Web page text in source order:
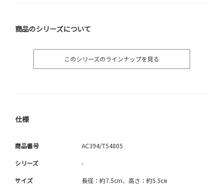
商品のシリーズについて
このシリーズのラインナップを見る
仕様
商品番号 AC394/T54805
シリーズ -
サイズ 長径：約7.5cm、高さ：約5.5㎝